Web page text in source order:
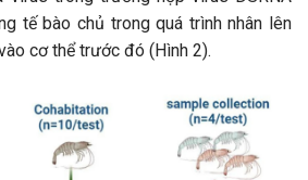
tế bào chủ trong quá trình nhân lên
cơ thể trước đó (Hình 2).